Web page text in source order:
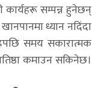
कार्यहरू सम्पन्न हुनेछन्
ध्यान नदिंदा
समय सकारात्मक
कमाउन सकिनेछ।